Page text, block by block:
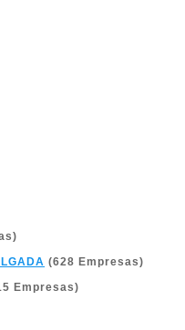
(628 Empresas)
Empresas)